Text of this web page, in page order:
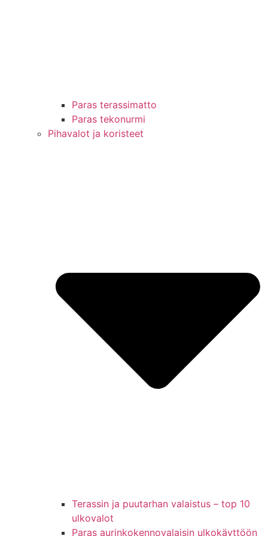
Paras terassimatto
Paras tekonurmi
Pihavalot ja koristeet
Terassin ja puutarhan valaistus – top 10
ulkovalot
Paras aurinkokennovalaisin ulkokäyttöön